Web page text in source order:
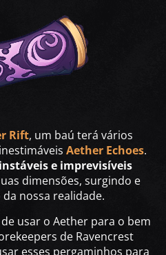
Rift, um baú terá vários
Aether Echoes.
e imprevisíveis
dimensões, surgindo e
nossa realidade.
usar o Aether para o bem
de Ravencrest
esses pergaminhos para